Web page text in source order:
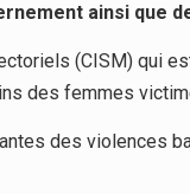
ainsi que
(CISM) qui
des femmes
des violences